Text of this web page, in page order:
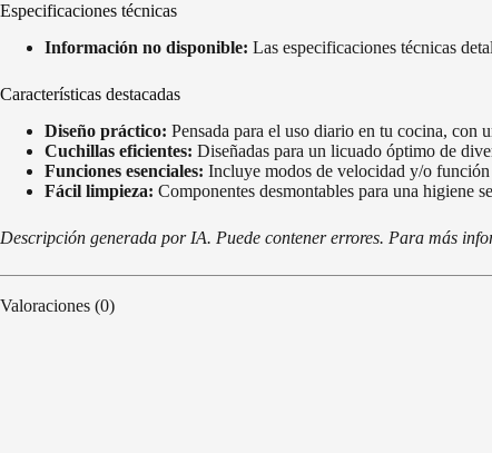
Especificaciones técnicas
Información no disponible: Las especificaciones técnicas
Características destacadas
Diseño práctico: Pensada para el uso diario en tu cocina, con
Cuchillas eficientes: Diseñadas para un licuado óptimo de
Funciones esenciales: Incluye modos de velocidad y/o función
Fácil limpieza: Componentes desmontables para una higiene
Descripción generada por IA. Puede contener errores. Para más
Valoraciones (0)